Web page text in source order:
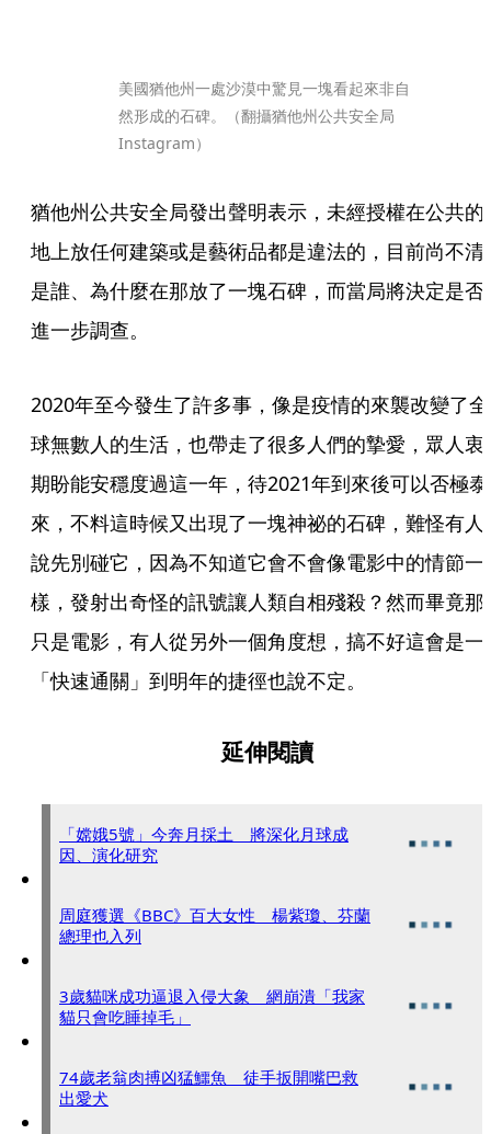
美國猶他州一處沙漠中驚見一塊看起來非自
然形成的石碑。（翻攝猶他州公共安全局
Instagram）
猶他州公共安全局發出聲明表示，未經授權在公共的
地上放任何建築或是藝術品都是違法的，目前尚不清
是誰、為什麼在那放了一塊石碑，而當局將決定是否
進一步調查。
2020年至今發生了許多事，像是疫情的來襲改變了全
球無數人的生活，也帶走了很多人們的摯愛，眾人衷
期盼能安穩度過這一年，待2021年到來後可以否極泰
來，不料這時候又出現了一塊神祕的石碑，難怪有人
說先別碰它，因為不知道它會不會像電影中的情節一
樣，發射出奇怪的訊號讓人類自相殘殺？然而畢竟那
只是電影，有人從另外一個角度想，搞不好這會是一
「快速通關」到明年的捷徑也說不定。
延伸閱讀
「嫦娥5號」今奔月採土 將深化月球成
因、演化研究
周庭獲選《BBC》百大女性 楊紫瓊、芬蘭
總理也入列
3歲貓咪成功逼退入侵大象 網崩潰「我家
貓只會吃睡掉毛」
74歲老翁肉搏凶猛鱷魚 徒手扳開嘴巴救
出愛犬